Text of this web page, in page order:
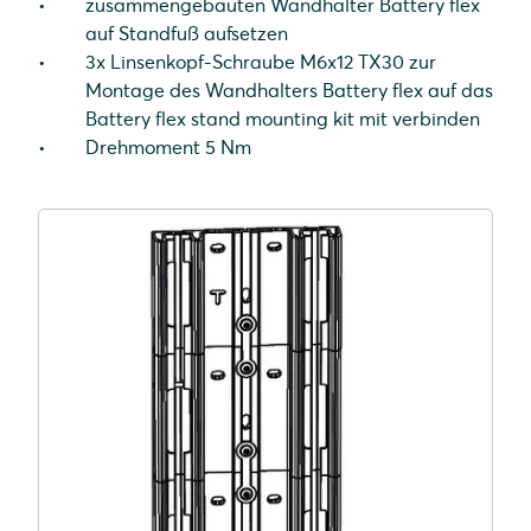
zusammengebauten Wandhalter Battery flex
auf Standfuß aufsetzen
3x Linsenkopf-Schraube M6x12 TX30 zur
Montage des Wandhalters Battery flex auf das
Battery flex stand mounting kit mit verbinden
Drehmoment 5 Nm